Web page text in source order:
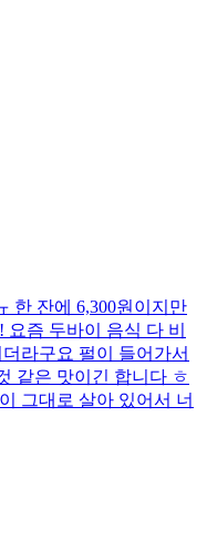
한 잔에 6,300원이지만
즘 두바이 음식 다 비
라구요 펄이 들어가서
같은 맛이긴 합니다 ㅎ
그대로 살아 있어서 너